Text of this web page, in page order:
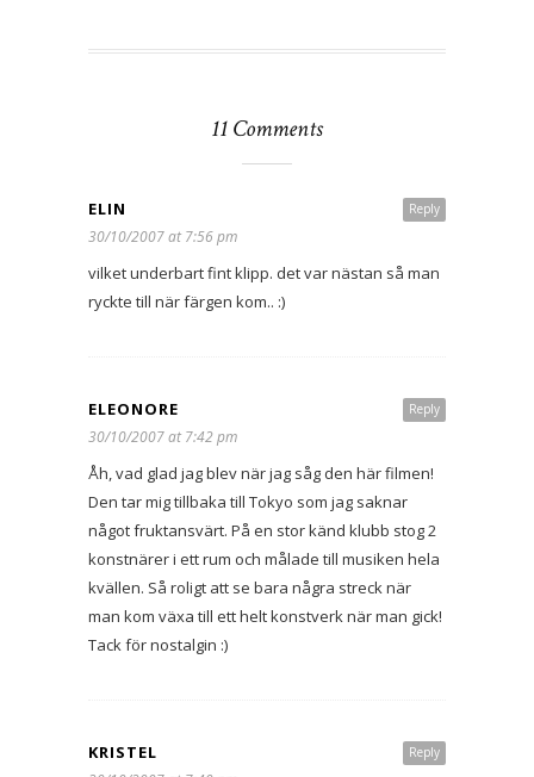
11 Comments
Reply
ELIN
30/10/2007 at 7:56 pm
vilket underbart fint klipp. det var nästan så man
ryckte till när färgen kom.. :)
Reply
ELEONORE
30/10/2007 at 7:42 pm
Åh, vad glad jag blev när jag såg den här filmen!
Den tar mig tillbaka till Tokyo som jag saknar
något fruktansvärt. På en stor känd klubb stog 2
konstnärer i ett rum och målade till musiken hela
kvällen. Så roligt att se bara några streck när
man kom växa till ett helt konstverk när man gick!
Tack för nostalgin :)
Reply
KRISTEL